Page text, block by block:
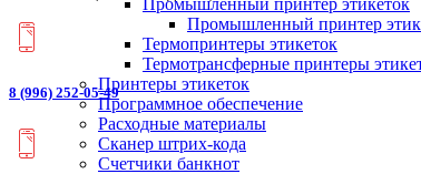
Промышленный принтер этикеток
Промышленный принтер
Термопринтеры этикеток
Термотрансферные принтеры
Принтеры этикеток
Программное обеспечение
Расходные материалы
Сканер штрих-кода
Счетчики банкнот
8 (996) 252-05-49